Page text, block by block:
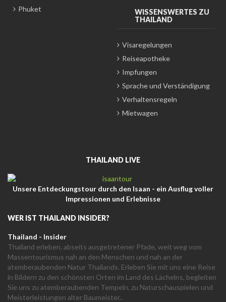
Phuket
WISSENSWERTES ZU
THAILAND
Visaregelungen
Reiseapotheke
Impfungen
Sprache und Verständigung
Verhaltensregeln
Mietwagen
THAILAND LIVE
Unsere Entdeckungstour durch den Isaan - ein Ausflug voller
Impressionen und Erlebnisse
WER IST THAILAND INSIDER?
Thailand - Insider
Thailand erleben, abseits ausgetretener Pfade, weit weg vom
Massentourismus nah an den Menschen und nah an der
atemberaubenden Natur Thailands. Erleben Sie mit uns eine Reise
in Bildern zu den schönsten Orten im Land des Lächelns, begleiten
Sie uns zu atemberaubenden Tempeln, zu Naturschauspielen und
Meisterleistungen alter Baumeister..